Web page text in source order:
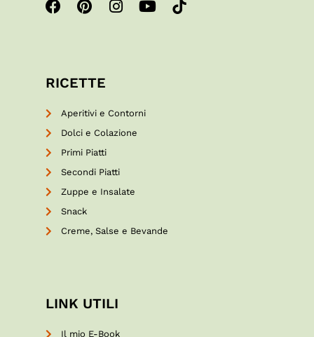
RICETTE
Aperitivi e Contorni
Dolci e Colazione
Primi Piatti
Secondi Piatti
Zuppe e Insalate
Snack
Creme, Salse e Bevande
LINK UTILI
Il mio E-Book